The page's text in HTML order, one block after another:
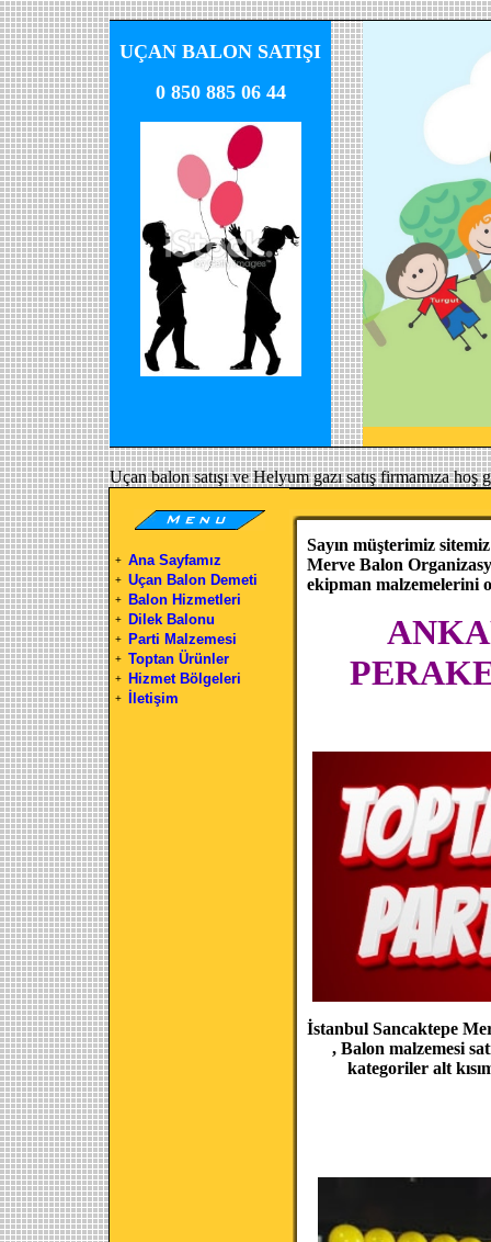
UÇAN BALON SATIŞI
0 850 885 06 44
Uçan balon satışı ve Helyum gazı satış firmamıza
+ Ana Sayfamız
+ Uçan Balon Demeti
+ Balon Hizmetleri
+ Dilek Balonu
+ Parti Malzemesi
+ Toptan Ürünler
+ Hizmet Bölgeleri
+ İletişim
Sayın müşterimiz
Merve Balon
ekipman malzemelerini
İstanbul Sancaktepe
, Balon malzemesi
kategoriler alt